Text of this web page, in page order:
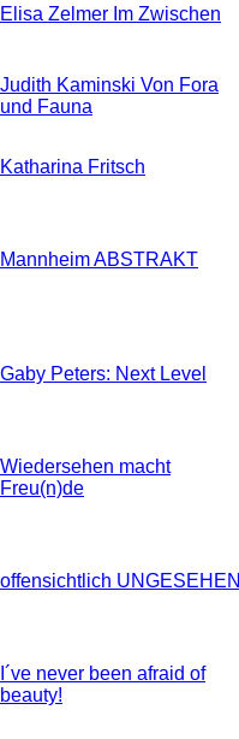
Elisa Zelmer Im Zwischen
Judith Kaminski Von Fora
und Fauna
Katharina Fritsch
Mannheim ABSTRAKT
Gaby Peters: Next Level
Wiedersehen macht
Freu(n)de
offensichtlich UNGESEHEN
I´ve never been afraid of
beauty!